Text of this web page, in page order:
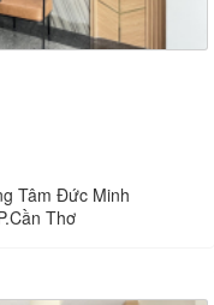
Tâm Đức Minh
Thơ